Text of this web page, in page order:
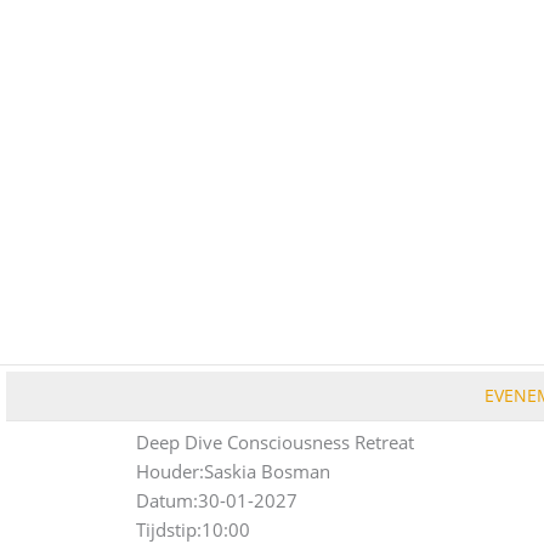
Deep Dive Consciousness Retreat
Houder:Saskia Bosman
Datum:30-01-2027
Tijdstip:10:00